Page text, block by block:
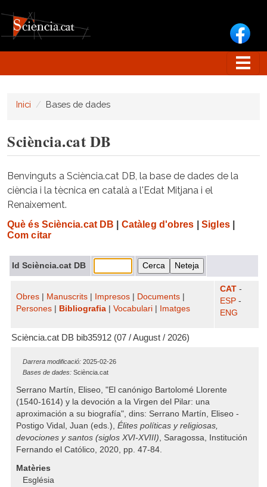
Inici Bases de dades
Sciència.cat DB
Benvinguts a Sciència.cat DB, la base de dades de la
ciència i la tècnica en català a l'Edat Mitjana i el
Renaixement.
Què és Sciència.cat DB Catàleg d'obres Sigles|
Com citar
Id Sciència.cat DB
Obres Manuscrits Impresos Documents
Persones
Bibliografia Vocabulari Imatges
CAT -
ESP -
ENG
Sciència.cat DB bib35912 (07 / August / 2026)
Darrera modificació: 2025-02-26
Bases de dades: Sciència.cat
Serrano Martín, Eliseo, "El canónigo Bartolomé Llorente
(1540-1614) y la devoción a la Virgen del Pilar: una
aproximación a su biografía", dins: Serrano Martín, Eliseo -
Postigo Vidal, Juan (eds.), Élites políticas y religiosas,
devociones y santos (siglos XVI-XVIII), Saragossa, Institución
Fernando el Católico, 2020, pp. 47-84.
Matèries
Església